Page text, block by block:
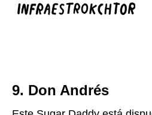
9. Don Andrés